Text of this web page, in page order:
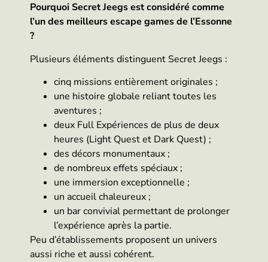
Pourquoi Secret Jeegs est considéré comme
l’un des meilleurs escape games de l’Essonne
?
Plusieurs éléments distinguent Secret Jeegs :
cinq missions entièrement originales ;
une histoire globale reliant toutes les
aventures ;
deux Full Expériences de plus de deux
heures (Light Quest et Dark Quest) ;
des décors monumentaux ;
de nombreux effets spéciaux ;
une immersion exceptionnelle ;
un accueil chaleureux ;
un bar convivial permettant de prolonger
l’expérience après la partie.
Peu d’établissements proposent un univers
aussi riche et aussi cohérent.